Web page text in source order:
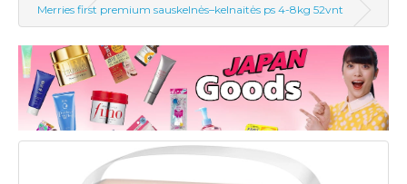
Merries first premium sauskelnės–kelnaitės ps 4-8kg 52vnt